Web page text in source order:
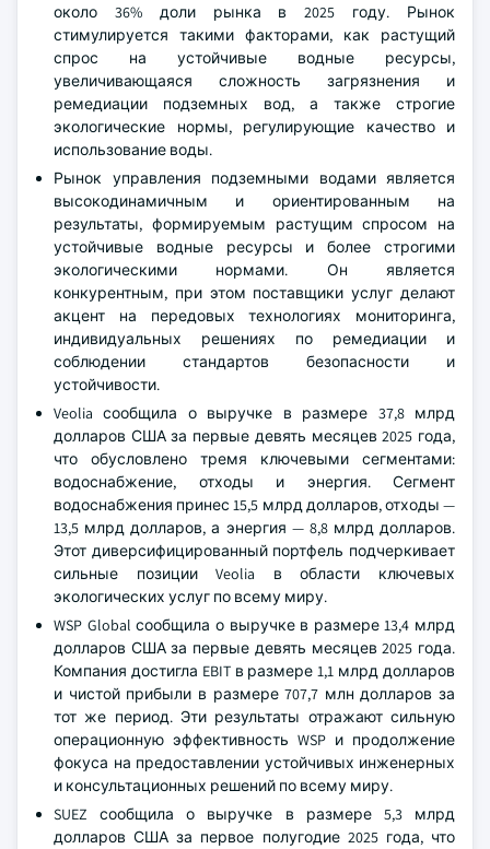
около 36% доли рынка в 2025 году. Рынок
стимулируется такими факторами, как растущий
спрос на устойчивые водные ресурсы,
увеличивающаяся сложность загрязнения и
ремедиации подземных вод, а также строгие
экологические нормы, регулирующие качество и
использование воды.
Рынок управления подземными водами является
высокодинамичным и ориентированным на
результаты, формируемым растущим спросом на
устойчивые водные ресурсы и более строгими
экологическими нормами. Он является
конкурентным, при этом поставщики услуг делают
акцент на передовых технологиях мониторинга,
индивидуальных решениях по ремедиации и
соблюдении стандартов безопасности и
устойчивости.
Veolia сообщила о выручке в размере 37,8 млрд
долларов США за первые девять месяцев 2025 года,
что обусловлено тремя ключевыми сегментами:
водоснабжение, отходы и энергия. Сегмент
водоснабжения принес 15,5 млрд долларов, отходы —
13,5 млрд долларов, а энергия — 8,8 млрд долларов.
Этот диверсифицированный портфель подчеркивает
сильные позиции Veolia в области ключевых
экологических услуг по всему миру.
WSP Global сообщила о выручке в размере 13,4 млрд
долларов США за первые девять месяцев 2025 года.
Компания достигла EBIT в размере 1,1 млрд долларов
и чистой прибыли в размере 707,7 млн долларов за
тот же период. Эти результаты отражают сильную
операционную эффективность WSP и продолжение
фокуса на предоставлении устойчивых инженерных
и консультационных решений по всему миру.
SUEZ сообщила о выручке в размере 5,3 млрд
долларов США за первое полугодие 2025 года, что